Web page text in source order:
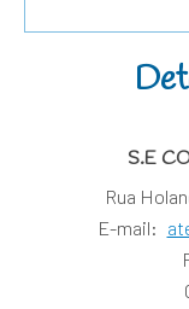
S.E
Rua
E-mail: